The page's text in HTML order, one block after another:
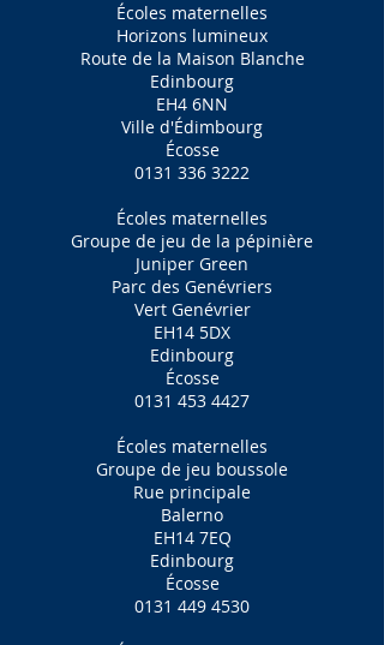
Écoles maternelles
Horizons lumineux
Route de la Maison Blanche
Edinbourg
EH4 6NN
Ville d'Édimbourg
Écosse
0131 336 3222
Écoles maternelles
Groupe de jeu de la pépinière
Juniper Green
Parc des Genévriers
Vert Genévrier
EH14 5DX
Edinbourg
Écosse
0131 453 4427
Écoles maternelles
Groupe de jeu boussole
Rue principale
Balerno
EH14 7EQ
Edinbourg
Écosse
0131 449 4530